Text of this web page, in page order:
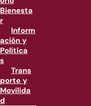
Bienesta
r
Inform
ación y
Política
s
Trans
porte y
Movilida
d